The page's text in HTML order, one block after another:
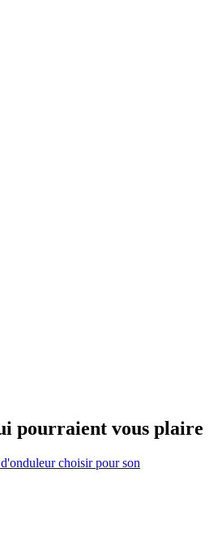
pourraient vous plaire